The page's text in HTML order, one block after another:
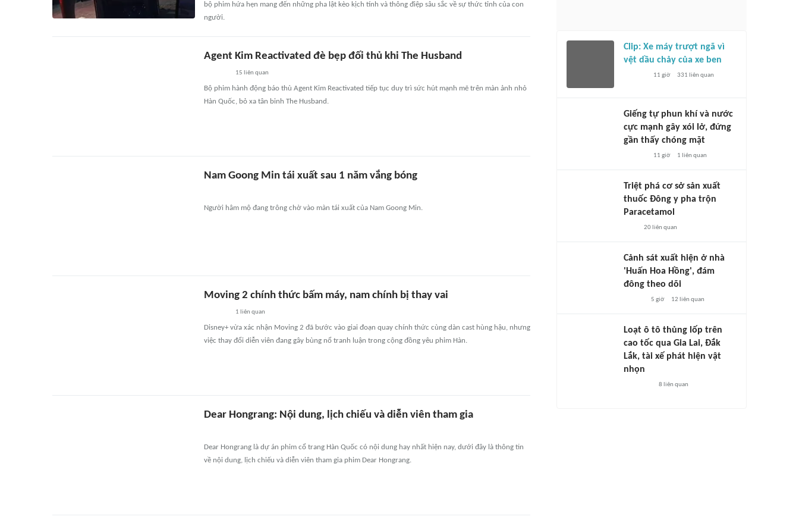
bộ phim hứa hẹn mang đến những pha lật kèo kịch tính và thông điệp sâu sắc về sự thức tỉnh của con
người.
Agent Kim Reactivated đè bẹp đối thủ khi The Husband
15 liên quan
Bộ phim hành động báo thù Agent Kim Reactivated tiếp tục duy trì sức hút mạnh mẽ trên màn ảnh nhỏ
Hàn Quốc, bỏ xa tân binh The Husband.
Nam Goong Min tái xuất sau 1 năm vắng bóng
Người hâm mộ đang trông chờ vào màn tái xuất của Nam Goong Min.
Moving 2 chính thức bấm máy, nam chính bị thay vai
1 liên quan
Disney+ vừa xác nhận Moving 2 đã bước vào giai đoạn quay chính thức cùng dàn cast hùng hậu, nhưng
việc thay đổi diễn viên đang gây bùng nổ tranh luận trong cộng đồng yêu phim Hàn.
Dear Hongrang: Nội dung, lịch chiếu và diễn viên tham gia
Dear Hongrang là dự án phim cổ trang Hàn Quốc có nội dung hay nhất hiện nay, dưới đây là thông tin
về nội dung, lịch chiếu và diễn viên tham gia phim Dear Hongrang.
Clip: Xe máy trượt ngã vì
vệt dầu chảy của xe ben
11 giờ 331 liên quan
Giếng tự phun khí và nước
cực mạnh gây xói lở, đứng
gần thấy chóng mặt
11 giờ 1 liên quan
Triệt phá cơ sở sản xuất
thuốc Đông y pha trộn
Paracetamol
20liên quan
Cảnh sát xuất hiện ở nhà
'Huấn Hoa Hồng', đám
đông theo dõi
5 giờ 12 liên quan
Loạt ô tô thủng lốp trên
cao tốc qua Gia Lai, Đắk
Lắk, tài xế phát hiện vật
nhọn
8 liên quan